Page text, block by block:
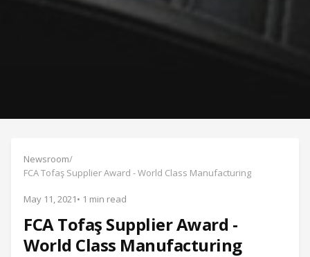
Newsroom/
FCA Tofaş Supplier Award - World Class Manufacturing
May 11, 2021• 1 min read
FCA Tofaş Supplier Award -
World Class Manufacturing